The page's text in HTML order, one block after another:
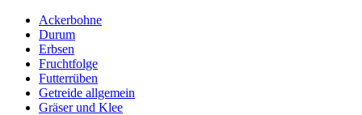
Ackerbohne
Durum
Erbsen
Fruchtfolge
Futterrüben
Getreide allgemein
Gräser und Klee